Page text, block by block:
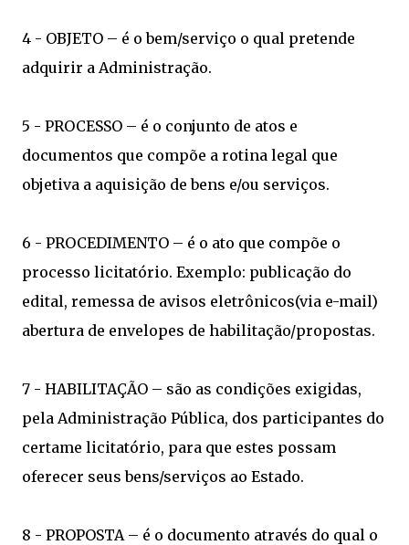
4 - OBJETO – é o bem/serviço o qual pretende
adquirir a Administração.
5 - PROCESSO – é o conjunto de atos e
documentos que compõe a rotina legal que
objetiva a aquisição de bens e/ou serviços.
6 - PROCEDIMENTO – é o ato que compõe o
processo licitatório. Exemplo: publicação do
edital, remessa de avisos eletrônicos(via e-mail)
abertura de envelopes de habilitação/propostas.
7 - HABILITAÇÃO – são as condições exigidas,
pela Administração Pública, dos participantes do
certame licitatório, para que estes possam
oferecer seus bens/serviços ao Estado.
8 - PROPOSTA – é o documento através do qual o